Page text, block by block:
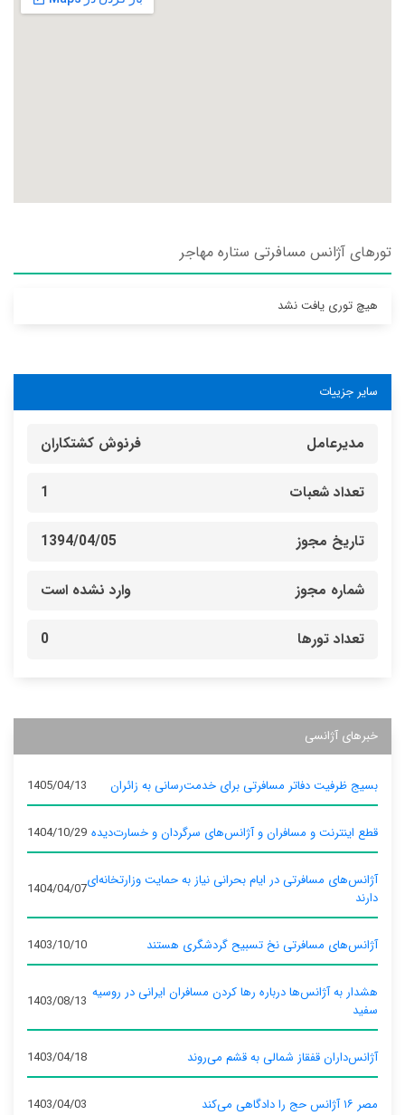
تورهای آژانس مسافرتی ستاره مهاجر
هیچ توری یافت نشد
سایر جزییات
مدیرعامل فرنوش کشتکاران
تعداد شعبات 1
تاریخ مجوز 1394/04/05
شماره مجوز وارد نشده است
تعداد تورها 0
خبرهای آژانسی
بسیج ظرفیت دفاتر مسافرتی برای خدمت‌رسانی به زائران 1405/04/13
قطع اینترنت و مسافران و آژانس‌های سرگردان و خسارت‌دیده 1404/10/29
آژانس‌های مسافرتی در ایام بحرانی نیاز به حمایت وزارتخانه‌ای
دارند
1404/04/07
آژانس‌های مسافرتی نخ تسبیح گردشگری هستند 1403/10/10
هشدار به آژانس‌ها درباره رها کردن مسافران ایرانی در روسیه
سفید
1403/08/13
آژانس‌داران قفقاز شمالی به قشم می‌روند 1403/04/18
مصر ۱۶ آژانس حج را دادگاهی می‌کند 1403/04/03